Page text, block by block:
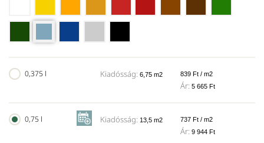
0,375 l Kiadósság: 6,75 m2 839 Ft / m2
Ár: 5 665 Ft
0,75 l Kiadósság: 13,5 m2 737 Ft / m2
Ár: 9 944 Ft